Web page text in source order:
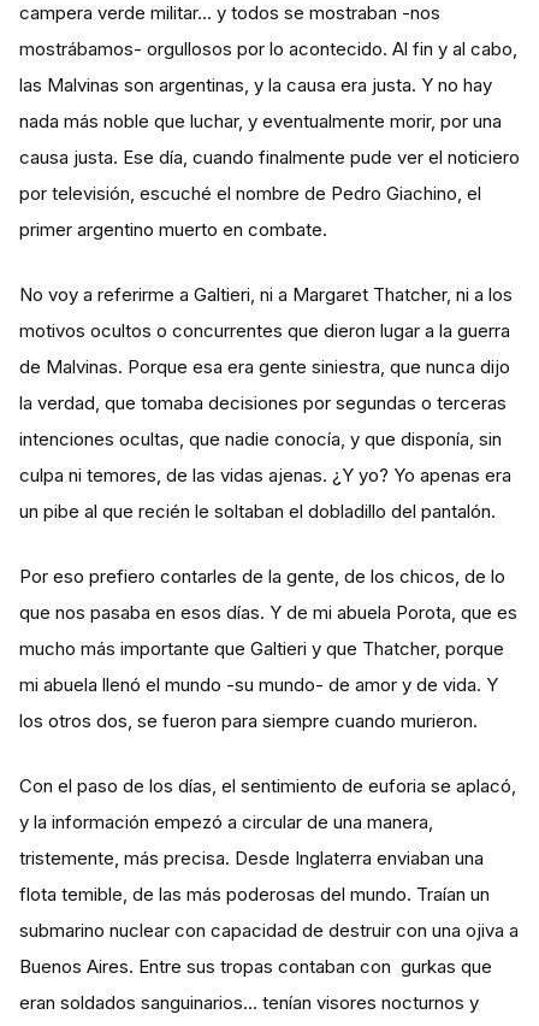
campera verde militar… y todos se mostraban -nos
mostrábamos- orgullosos por lo acontecido. Al fin y al cabo,
las Malvinas son argentinas, y la causa era justa. Y no hay
nada más noble que luchar, y eventualmente morir, por una
causa justa. Ese día, cuando finalmente pude ver el noticiero
por televisión, escuché el nombre de Pedro Giachino, el
primer argentino muerto en combate.
No voy a referirme a Galtieri, ni a Margaret Thatcher, ni a los
motivos ocultos o concurrentes que dieron lugar a la guerra
de Malvinas. Porque esa era gente siniestra, que nunca dijo
la verdad, que tomaba decisiones por segundas o terceras
intenciones ocultas, que nadie conocía, y que disponía, sin
culpa ni temores, de las vidas ajenas. ¿Y yo? Yo apenas era
un pibe al que recién le soltaban el dobladillo del pantalón.
Por eso prefiero contarles de la gente, de los chicos, de lo
que nos pasaba en esos días. Y de mi abuela Porota, que es
mucho más importante que Galtieri y que Thatcher, porque
mi abuela llenó el mundo -su mundo- de amor y de vida. Y
los otros dos, se fueron para siempre cuando murieron.
Con el paso de los días, el sentimiento de euforia se aplacó,
y la información empezó a circular de una manera,
tristemente, más precisa. Desde Inglaterra enviaban una
flota temible, de las más poderosas del mundo. Traían un
submarino nuclear con capacidad de destruir con una ojiva a
Buenos Aires. Entre sus tropas contaban con gurkas que
eran soldados sanguinarios… tenían visores nocturnos y